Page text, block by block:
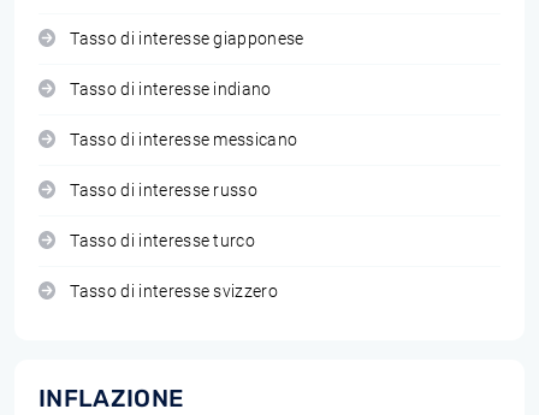
Tasso di interesse giapponese
Tasso di interesse indiano
Tasso di interesse messicano
Tasso di interesse russo
Tasso di interesse turco
Tasso di interesse svizzero
INFLAZIONE